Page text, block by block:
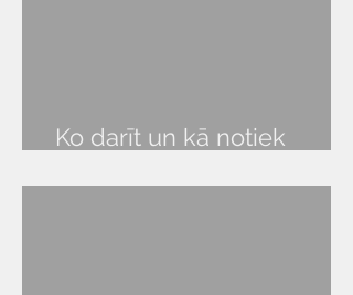
Ko darīt un kā notiek